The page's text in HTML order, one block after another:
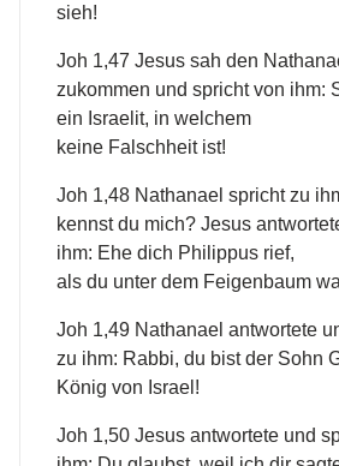
sieh!
Joh 1,47 Jesus sah den
zukommen und spricht von ihm:
ein Israelit, in welchem
keine Falschheit ist!
Joh 1,48 Nathanael spricht zu
kennst du mich? Jesus
ihm: Ehe dich Philippus rief,
als du unter dem Feigenbaum
Joh 1,49 Nathanael antwortete
zu ihm: Rabbi, du bist der Sohn
König von Israel!
Joh 1,50 Jesus antwortete und